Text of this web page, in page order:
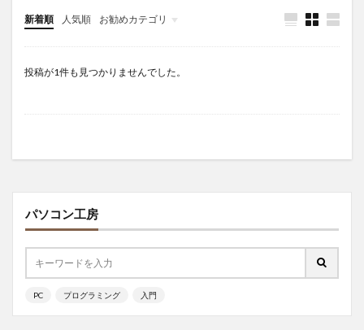
新着順 人気順 お勧めカテゴリ
Infomation
投稿が1件も見つかりませんでした。
パソコン工房
PC プログラミング 入門